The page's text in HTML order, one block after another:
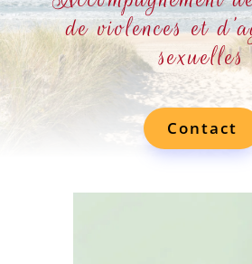
de violences et
sexuelles
Contact